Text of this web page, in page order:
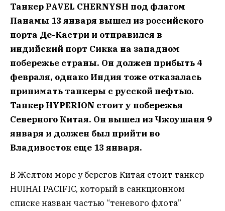
Танкер PAVEL CHERNYSH под флагом
Панамы 13 января вышел из российского
порта Де-Кастри и отправился в
индийский порт Сикка на западном
побережье страны. Он должен прибыть 4
февраля, однако Индия тоже отказалась
принимать танкеры с русской нефтью.
Танкер HYPERION стоит у побережья
Северного Китая. Он вышел из Чжоушаня 9
января и должен был прийти во
Владивосток еще 13 января.
В Желтом море у берегов Китая стоит танкер
HUIHAI PACIFIC, который в санкционном
списке назван частью “теневого флота”